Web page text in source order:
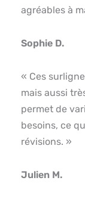
agréables à
Sophie D.
« Ces
mais aussi
permet de
besoins, ce
révisions. »
Julien M.